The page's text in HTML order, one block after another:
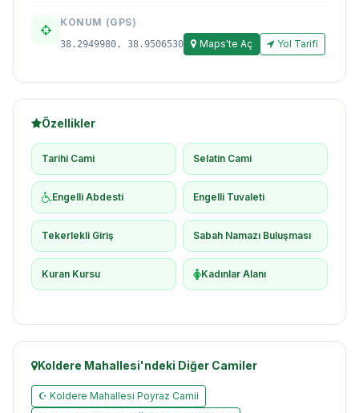
KONUM (GPS)
38.2949980, 38.9506530 Maps'te Aç Yol Tarifi
Özellikler
Tarihi Cami Selatin Cami
Engelli Abdesti Engelli Tuvaleti
Tekerlekli Giriş Sabah Namazı Buluşması
Kuran Kursu Kadınlar Alanı
Koldere Mahallesi'ndeki Diğer Camiler
☪ Koldere Mahallesi Poyraz Camii